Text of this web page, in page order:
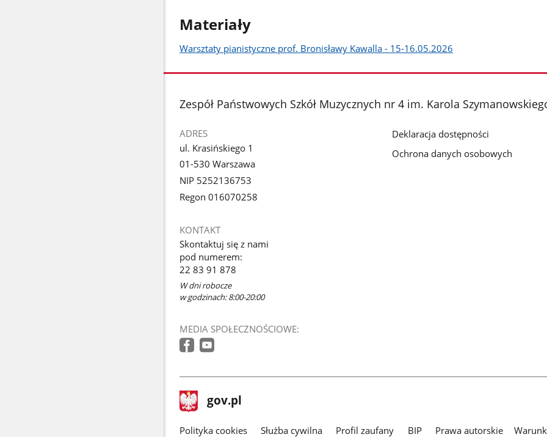
Materiały
Warsztaty pianistyczne prof. Bronisławy Kawalla - 15-16.05.2026
stopka
Zespół Państwowych Szkół Muzycznych nr 4 im. Karola
ADRES
ul. Krasińskiego 1
01-530 Warszawa
NIP 5252136753
Regon 016070258
KONTAKT
Skontaktuj się z nami
pod numerem:
22 83 91 878
W dni robocze
w godzinach: 8:00-20:00
MEDIA SPOŁECZNOŚCIOWE:
Deklaracja dostępności
Ochrona danych osobowych
stopka
gov.pl Strona
gov.pl
gov.pl
Polityka cookies Służba cywilna Profil zaufany BIP Prawa autorskie